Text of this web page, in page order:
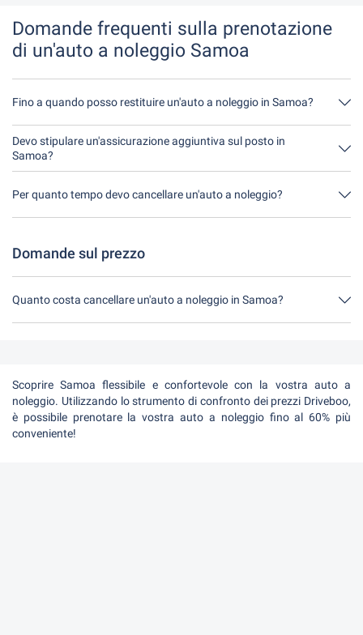
Scoprire Samoa flessibile e confortevole con la vostra auto a
noleggio. Utilizzando lo strumento di confronto dei prezzi Driveboo,
è possibile prenotare la vostra auto a noleggio fino al 60% più
conveniente!
Domande frequenti sulla prenotazione
di un'auto a noleggio Samoa
Fino a quando posso restituire un'auto a noleggio in Samoa?
In linea di principio, potete restituire l'auto a noleggio in qualsiasi
momento della giornata. L'unica cosa importante è che non
restituiate l'auto a noleggio più tardi di quanto indicato al
Devo stipulare un'assicurazione aggiuntiva sul posto in
Samoa?
È meglio prenotare l'assicurazione completa senza franchigia
assicurazione aggiuntiva in loco.
Per quanto tempo devo cancellare un'auto a noleggio?
Avete a disposizione fino a 24 ore prima del noleggio, entro
Domande sul prezzo
Quanto costa cancellare un'auto a noleggio in Samoa?
Fino a 24 ore prima del noleggio, la cancellazione durante l'orario